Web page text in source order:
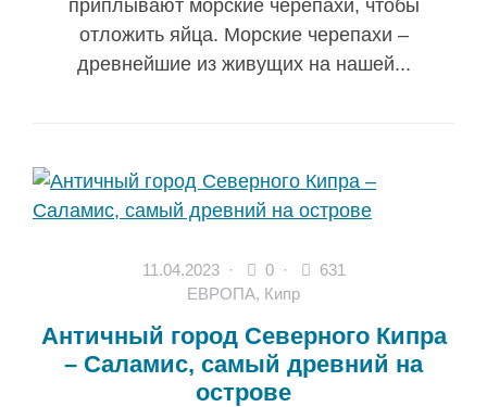
приплывают морские черепахи, чтобы
отложить яйца. Морские черепахи –
древнейшие из живущих на нашей...
11.04.2023· 0 ·
631
ЕВРОПА, Кипр
Античный город Северного Кипра
– Саламис, самый древний на
острове